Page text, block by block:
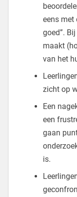
eens met
goed”.
maakt
van het
zicht op
Een
een
gaan
is.